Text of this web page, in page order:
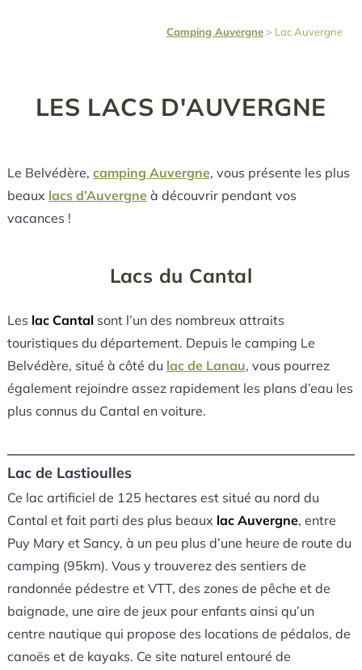
Camping Auvergne> Lac Auvergne
LES LACS D'AUVERGNE
Le Belvédère, camping Auvergne, vous présente les plus
beaux lacs d’Auvergne à découvrir pendant vos
vacances !
Lacs du Cantal
Les lac Cantalsont l’un des nombreux attraits
touristiques du département. Depuis le camping Le
Belvédère, situé à côté du lac de Lanau, vous pourrez
également rejoindre assez rapidement les plans d’eau les
plus connus du Cantal en voiture.
Lac de Lastioulles
Ce lac artificiel de 125 hectares est situé au nord du
Cantal et fait parti des plus beaux lac Auvergne, entre
Puy Mary et Sancy, à un peu plus d’une heure de route du
camping (95km). Vous y trouverez des sentiers de
randonnée pédestre et VTT, des zones de pêche et de
baignade, une aire de jeux pour enfants ainsi qu’un
centre nautique qui propose des locations de pédalos, de
canoës et de kayaks. Ce site naturel entouré de